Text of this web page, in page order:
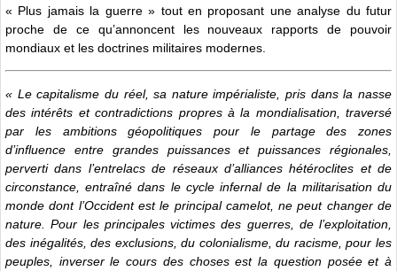
« Plus jamais la guerre » tout en proposant une analyse du futur
proche de ce qu’annoncent les nouveaux rapports de pouvoir
mondiaux et les doctrines militaires modernes.
« Le capitalisme du réel, sa nature impérialiste, pris dans la nasse
des intérêts et contradictions propres à la mondialisation, traversé
par les ambitions géopolitiques pour le partage des zones
d’influence entre grandes puissances et puissances régionales,
perverti dans l’entrelacs de réseaux d’alliances hétéroclites et de
circonstance, entraîné dans le cycle infernal de la militarisation du
monde dont l’Occident est le principal camelot, ne peut changer de
nature. Pour les principales victimes des guerres, de l’exploitation,
des inégalités, des exclusions, du colonialisme, du racisme, pour les
peuples, inverser le cours des choses est la question posée et à